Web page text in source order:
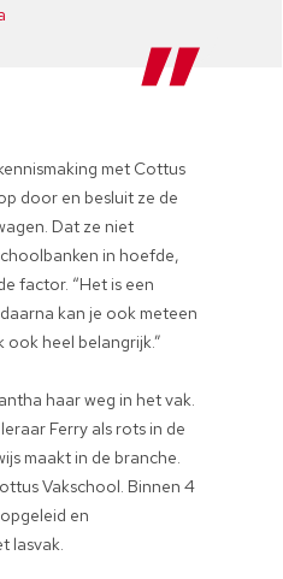
met Cottus
door en besluit ze de
Dat ze niet
in hoefde,
factor. “Het is een
kan je ook meteen
ook heel belangrijk.”
haar weg in het vak.
Ferry als rots in de
maakt in de branche.
Vakschool. Binnen 4
en
lasvak.